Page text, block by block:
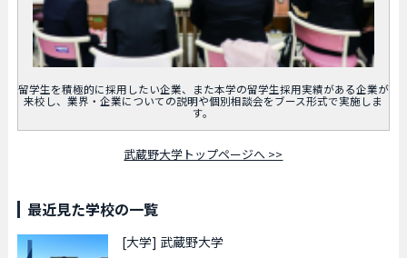
留学生を積極的に採用したい企業、また本学の留学生採用実績がある企業が
来校し、業界・企業についての説明や個別相談会をブース形式で実施しま
す。
武蔵野大学トップページへ >>
最近見た学校の一覧
[大学] 武蔵野大学